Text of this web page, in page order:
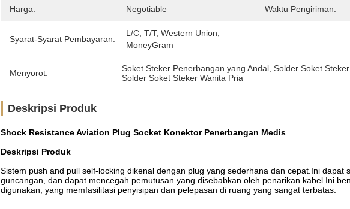
Harga: Negotiable Waktu Pengiriman:
Syarat-Syarat Pembayaran:
L/C, T/T, Western Union,
MoneyGram
Menyorot: Soket Steker Penerbangan yang Andal , Solder Soket
Solder Soket Steker Wanita Pria
Deskripsi Produk
Shock Resistance Aviation Plug Socket Konektor Penerbangan Medis
Deskripsi Produk
Sistem push and pull self-locking dikenal dengan plug yang sederhana dan cepat.Ini dapat
guncangan, dan dapat mencegah pemutusan yang disebabkan oleh penarikan kabel.Ini
digunakan, yang memfasilitasi penyisipan dan pelepasan di ruang yang sangat terbatas.